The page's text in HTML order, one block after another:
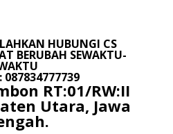
HUBUNGI CS
BERUBAH SEWAKTU-
087834777739
RT:01/RW:II
Utara, Jawa